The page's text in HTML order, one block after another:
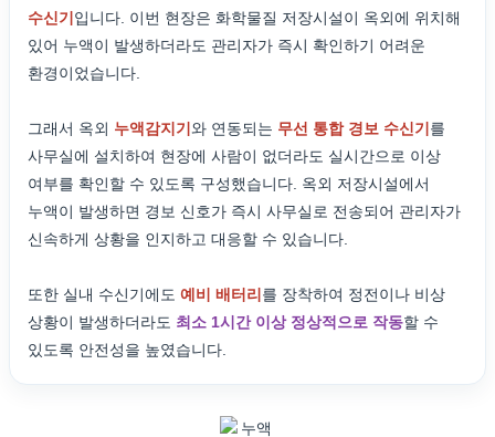
수신기 입니다. 이번 현장은 화학물질 저장시설이 옥외에 위치해
있어 누액이 발생하더라도 관리자가 즉시 확인하기 어려운
환경이었습니다.
그래서 옥외 누액감지기 와 연동되는 무선 통합 경보 수신기 를
사무실에 설치하여 현장에 사람이 없더라도 실시간으로 이상
여부를 확인할 수 있도록 구성했습니다. 옥외 저장시설에서
누액이 발생하면 경보 신호가 즉시 사무실로 전송되어 관리자가
신속하게 상황을 인지하고 대응할 수 있습니다.
또한 실내 수신기에도 예비 배터리 를 장착하여 정전이나 비상
상황이 발생하더라도 최소 1시간 이상 정상적으로 작동할 수
있도록 안전성을 높였습니다.